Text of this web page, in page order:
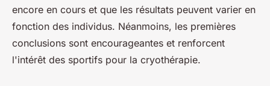
encore en cours et que les résultats peuvent varier en
fonction des individus. Néanmoins, les premières
conclusions sont encourageantes et renforcent
l'intérêt des sportifs pour la cryothérapie.